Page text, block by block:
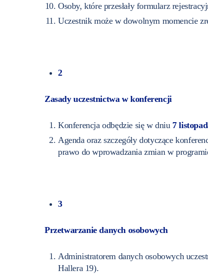
Osoby, które przesłały formularz
Uczestnik może w dowolnym momencie
2
Zasady uczestnictwa w konferencji
Konferencja odbędzie się w dniu 7
Agenda oraz szczegóły dotyczące
prawo do wprowadzania zmian w
3
Przetwarzanie danych osobowych
Administratorem danych osobowych
Hallera 19).